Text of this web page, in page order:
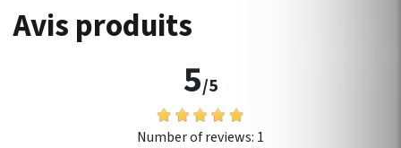
Avis produits
5/5
Number of reviews: 1